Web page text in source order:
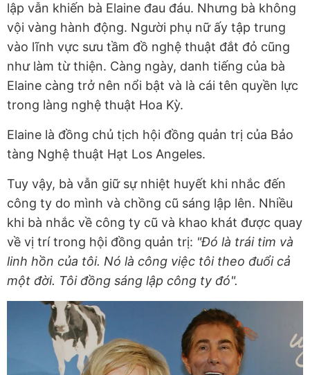
lập vẫn khiến bà Elaine đau đáu. Nhưng bà không
vội vàng hành động. Người phụ nữ ấy tập trung
vào lĩnh vực sưu tầm đồ nghệ thuật đắt đỏ cũng
như làm từ thiện. Càng ngày, danh tiếng của bà
Elaine càng trở nên nổi bật và là cái tên quyền lực
trong làng nghệ thuật Hoa Kỳ.
Elaine là đồng chủ tịch hội đồng quản trị của Bảo
tàng Nghệ thuật Hạt Los Angeles.
Tuy vậy, bà vẫn giữ sự nhiệt huyết khi nhắc đến
công ty do mình và chồng cũ sáng lập lên. Nhiều
khi bà nhắc về công ty cũ và khao khát được quay
về vị trí trong hội đồng quản trị: "Đó là trái tim và
linh hồn của tôi. Nó là công việc tôi theo đuổi cả
một đời. Tôi đồng sáng lập công ty đó".